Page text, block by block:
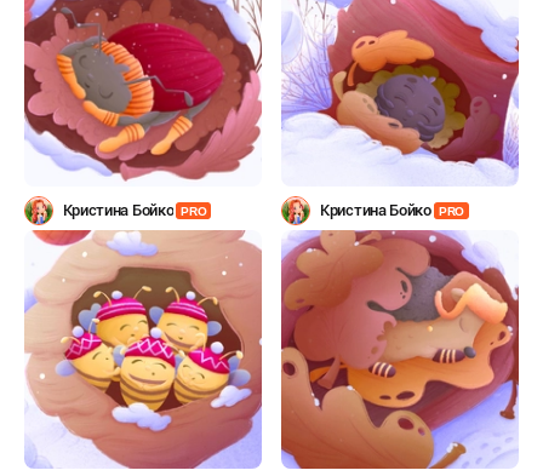
Кристина Бойко PRO Кристина Бойко PRO